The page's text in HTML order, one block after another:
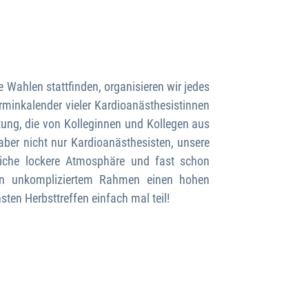
Wahlen stattfinden, organisieren wir jedes
vieler Kardioanästhesistinnen
die von Kolleginnen und Kollegen aus
nicht nur Kardioanästhesisten, unsere
lockere Atmosphäre und fast schon
Rahmen einen hohen
Herbsttreffen einfach mal teil!